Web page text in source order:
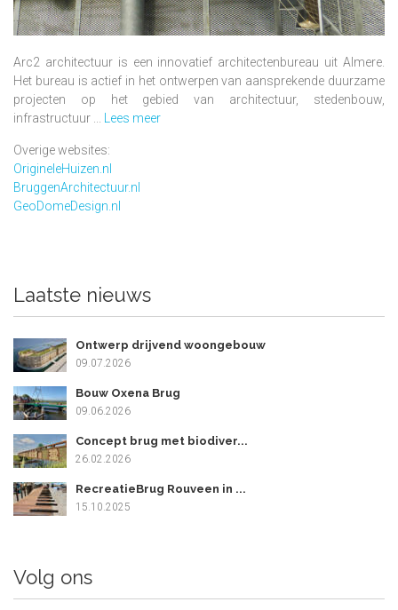
Arc2 architectuur is een innovatief architectenbureau uit Almere.
Het bureau is actief in het ontwerpen van aansprekende duurzame
projecten op het gebied van architectuur, stedenbouw,
infrastructuur ...
Lees meer
Overige websites:
OrigineleHuizen.nl
BruggenArchitectuur.nl
GeoDomeDesign.nl
Laatste nieuws
Ontwerp drijvend woongebouw
09.07.2026
Bouw Oxena Brug
09.06.2026
Concept brug met biodiver...
26.02.2026
RecreatieBrug Rouveen in ...
15.10.2025
Volg ons